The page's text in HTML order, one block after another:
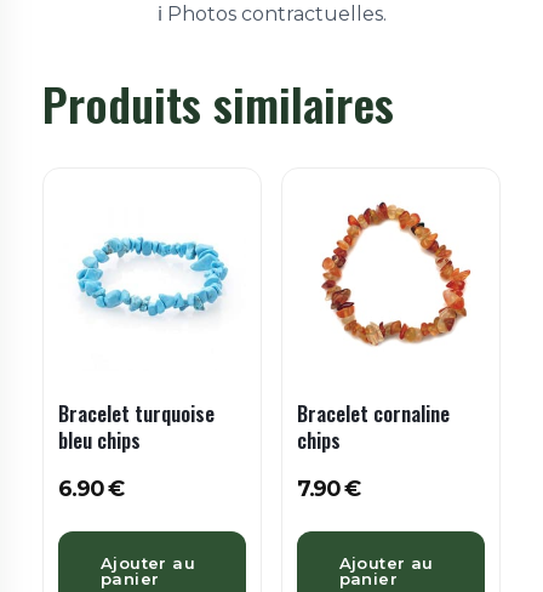
ℹ️ Photos contractuelles.
Produits similaires
Bracelet turquoise
bleu chips
6.90€
Ajouter au
panier
Bracelet cornaline
chips
7.90€
Ajouter au
panier